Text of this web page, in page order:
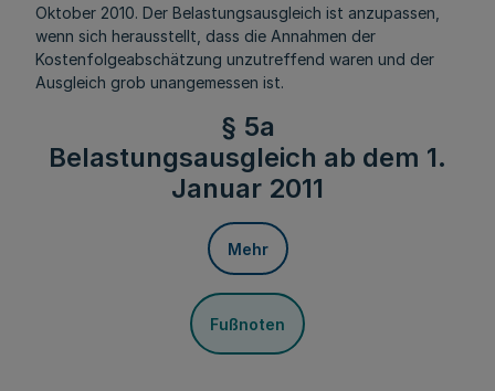
Oktober 2010. Der Belastungsausgleich ist anzupassen,
wenn sich herausstellt, dass die Annahmen der
Kostenfolgeabschätzung unzutreffend waren und der
Ausgleich grob unangemessen ist.
§ 5a
Belastungsausgleich ab dem 1.
Januar 2011
Mehr
Fußnoten